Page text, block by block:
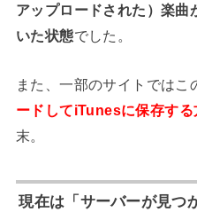
アップロードされた）楽曲
いた状態でした。
また、一部のサイトではこ
ードしてiTunesに保存する
末。
現在は「サーバーが見つ